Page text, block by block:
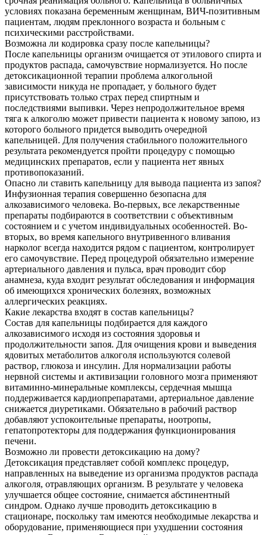
условиях показана беременным женщинам, ВИЧ-позитивным
пациентам, людям преклонного возраста и больным с
психическими расстройствами.
Возможна ли кодировка сразу после капельницы?
После капельницы организм очищается от этилового спирта и
продуктов распада, самочувствие нормализуется. Но после
детоксикационной терапии проблема алкогольной
зависимости никуда не пропадает, у больного будет
присутствовать только страх перед спиртным и
последствиями выпивки. Через непродолжительное время
тяга к алкоголю может привести пациента к новому запою, из
которого больного придется выводить очередной
капельницей. Для получения стабильного положительного
результата рекомендуется пройти процедуру с помощью
медицинских препаратов, если у пациента нет явных
противопоказаний.
Опасно ли ставить капельницу для вывода пациента из запоя?
Инфузионная терапия совершенно безопасна для
алкозависимого человека. Во-первых, все лекарственные
препараты подбираются в соответствии с объективным
состоянием и с учетом индивидуальных особенностей. Во-
вторых, во время капельного внутривенного вливания
нарколог всегда находится рядом с пациентом, контролирует
его самочувствие. Перед процедурой обязательно измерение
артериального давления и пульса, врач проводит сбор
анамнеза, куда входит результат обследования и информация
об имеющихся хронических болезнях, возможных
аллергических реакциях.
Какие лекарства входят в состав капельницы?
Состав для капельницы подбирается для каждого
алкозависимого исходя из состояния здоровья и
продолжительности запоя. Для очищения крови и выведения
ядовитых метаболитов алкоголя используются солевой
раствор, глюкоза и инсулин. Для нормализации работы
нервной системы и активизации головного мозга применяют
витаминно-минеральные комплексы, сердечная мышца
поддерживается кардиопрепаратами, артериальное давление
снижается диуретиками. Обязательно в рабочий раствор
добавляют успокоительные препараты, ноотропы,
гепатопротекторы для поддержания функционирования
печени.
Возможно ли провести детоксикацию на дому?
Детоксикация представляет собой комплекс процедур,
направленных на выведение из организма продуктов распада
алкоголя, отравляющих организм. В результате у человека
улучшается общее состояние, снимается абстинентный
синдром. Однако лучше проводить детоксикацию в
стационаре, поскольку там имеются необходимые лекарства и
оборудование, применяющиеся при ухудшении состояния